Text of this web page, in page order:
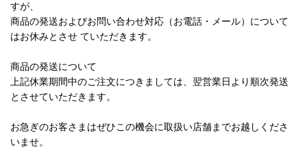
すが、
商品の発送およびお問い合わせ対応（お電話・メール）について
はお休みとさせ ていただきます。
商品の発送について
上記休業期間中のご注文につきましては、翌営業日より順次発送
とさせていただきます。
お急ぎのお客さまはぜひこの機会に取扱い店舗までお越しくださ
いませ。